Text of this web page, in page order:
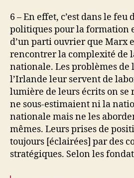
6 – En effet, c’est dans le feu
politiques pour la formation
d’un parti ouvrier que Marx
rencontrer la complexité de
nationale. Les problèmes de
l’Irlande leur servent de
lumière de leurs écrits on se
ne sous-estimaient ni la
nationale mais ne les
mêmes. Leurs prises de
toujours [éclairées] par des
stratégiques. Selon les